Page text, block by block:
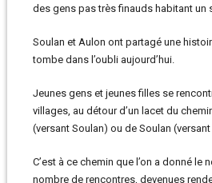
des gens pas très finauds habitant un
Soulan et Aulon ont partagé une
tombe dans l’oubli aujourd’hui.
Jeunes gens et jeunes filles se
villages, au détour d’un lacet du
(versant Soulan) ou de Soulan (versant
C’est à ce chemin que l’on a donné le
nombre de rencontres, devenues